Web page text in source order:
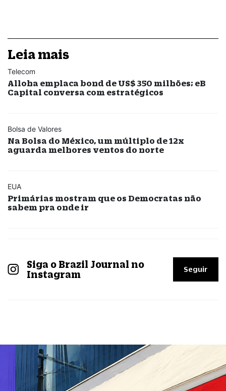
Leia mais
Telecom
Alloha emplaca bond de US$ 350 milhões; eB
Capital conversa com estratégicos
Bolsa de Valores
Na Bolsa do México, um múltiplo de 12x
aguarda melhores ventos do norte
EUA
Primárias mostram que os Democratas não
sabem pra onde ir
Siga o Brazil Journal no
Instagram
Seguir